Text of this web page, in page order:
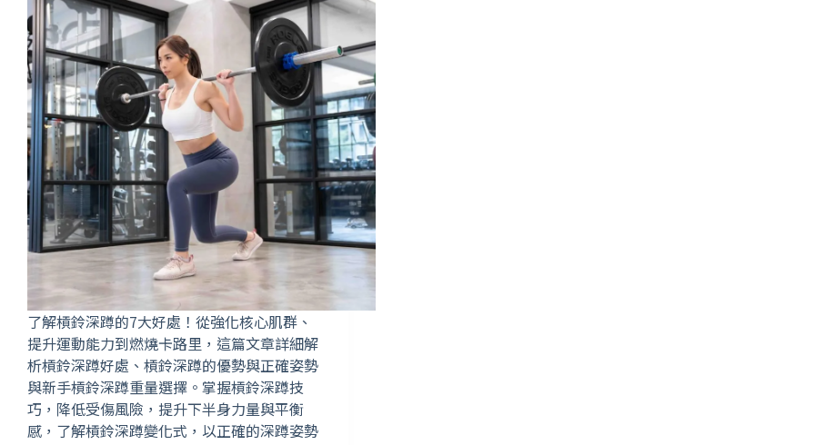
了解槓鈴深蹲的7大好處！從強化核心肌群、
提升運動能力到燃燒卡路里，這篇文章詳細解
析槓鈴深蹲好處、槓鈴深蹲的優勢與正確姿勢
與新手槓鈴深蹲重量選擇。掌握槓鈴深蹲技
巧，降低受傷風險，提升下半身力量與平衡
感，了解槓鈴深蹲變化式，以正確的深蹲姿勢